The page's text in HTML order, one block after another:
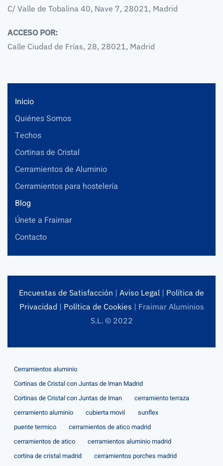
C/ Valle de Tobalina 40, Nave 7, 28021, Madrid
ACCESO POR:
Calle Ciudad de Frías, 28, 28021, Madrid
Inicio
Quiénes Somos
Techos
Cortinas de Cristal
Cerramientos de Aluminio
Cerramientos para hostelería
Blog
Únete a Fraimar
Contacto
Encuestas de Satisfacción | Aviso Legal | Política de
Privacidad | Política de Cookies | Fraimar Aluminios
S.L. © 2022
Cerramientos aluminio
Cortinas de Cristal con Juntas de Iman Madrid
Cortinas de Cristal con Juntas de Iman
cerramiento terraza
cerramiento aluminio
cubierta movil
sunflex
puente termico
cerramientos de atico madrid
cerramientos de atico
cerramientos aluminio madrid
cortina de cristal madrid
cerramientos porches madrid